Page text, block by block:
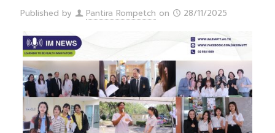
Published by Pantira Rompetch on 28/11/2025